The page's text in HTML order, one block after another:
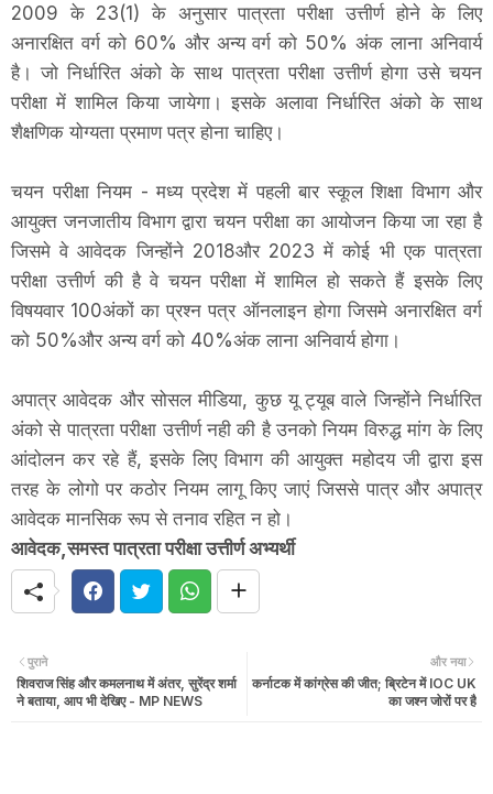
2009 के 23(1) के अनुसार पात्रता परीक्षा उत्तीर्ण होने के लिए
अनारक्षित वर्ग को 60% और अन्य वर्ग को 50% अंक लाना अनिवार्य
है। जो निर्धारित अंको के साथ पात्रता परीक्षा उत्तीर्ण होगा उसे चयन
परीक्षा में शामिल किया जायेगा। इसके अलावा निर्धारित अंको के साथ
शैक्षणिक योग्यता प्रमाण पत्र होना चाहिए।
चयन परीक्षा नियम - मध्य प्रदेश में पहली बार स्कूल शिक्षा विभाग और
आयुक्त जनजातीय विभाग द्वारा चयन परीक्षा का आयोजन किया जा रहा है
जिसमे वे आवेदक जिन्होंने 2018और 2023 में कोई भी एक पात्रता
परीक्षा उत्तीर्ण की है वे चयन परीक्षा में शामिल हो सकते हैं इसके लिए
विषयवार 100अंकों का प्रश्न पत्र ऑनलाइन होगा जिसमे अनारक्षित वर्ग
को 50%और अन्य वर्ग को 40%अंक लाना अनिवार्य होगा।
अपात्र आवेदक और सोसल मीडिया, कुछ यू ट्यूब वाले जिन्होंने निर्धारित
अंको से पात्रता परीक्षा उत्तीर्ण नही की है उनको नियम विरुद्ध मांग के लिए
आंदोलन कर रहे हैं, इसके लिए विभाग की आयुक्त महोदय जी द्वारा इस
तरह के लोगो पर कठोर नियम लागू किए जाएं जिससे पात्र और अपात्र
आवेदक मानसिक रूप से तनाव रहित न हो।
आवेदक,समस्त पात्रता परीक्षा उत्तीर्ण अभ्यर्थी
और नया
कर्नाटक में कांग्रेस की जीत; ब्रिटेन में IOC UK
का जश्न जोरों पर है
पुराने
शिवराज सिंह और कमलनाथ में अंतर, सुरेंद्र शर्मा
ने बताया, आप भी देखिए - MP NEWS